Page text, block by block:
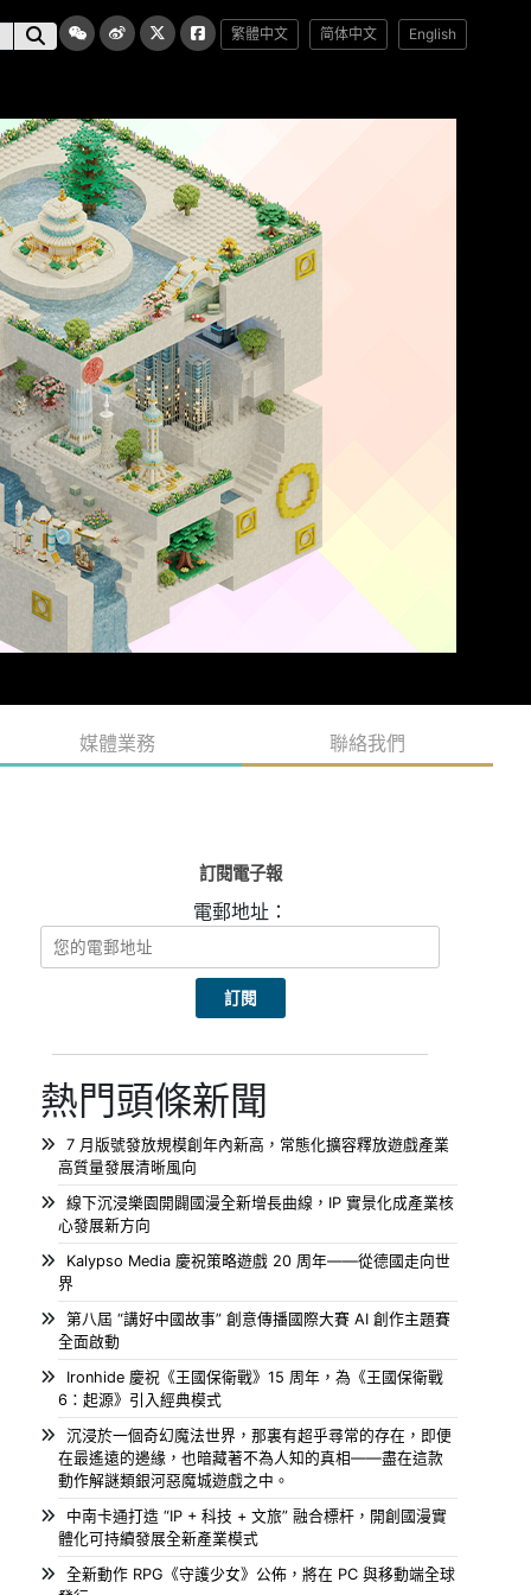
繁體中文 简体中文 English
媒體業務 聯絡我們
訂閱電子報
電郵地址：
熱門頭條新聞
7 月版號發放規模創年內新高，常態化擴容釋放遊戲產業
高質量發展清晰風向
線下沉浸樂園開闢國漫全新增長曲線，IP 實景化成產業核
心發展新方向
Kalypso Media 慶祝策略遊戲 20 周年——從德國走向世
界
第八屆 “講好中國故事” 創意傳播國際大賽 AI 創作主題賽
全面啟動
Ironhide 慶祝《王國保衛戰》15 周年，為《王國保衛戰
6：起源》引入經典模式
沉浸於一個奇幻魔法世界，那裏有超乎尋常的存在，即便
在最遙遠的邊緣，也暗藏著不為人知的真相——盡在這款
動作解謎類銀河惡魔城遊戲之中。
中南卡通打造 “IP + 科技 + 文旅” 融合標杆，開創國漫實
體化可持續發展全新產業模式
全新動作 RPG《守護少女》公佈，將在 PC 與移動端全球